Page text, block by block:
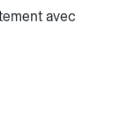
avec